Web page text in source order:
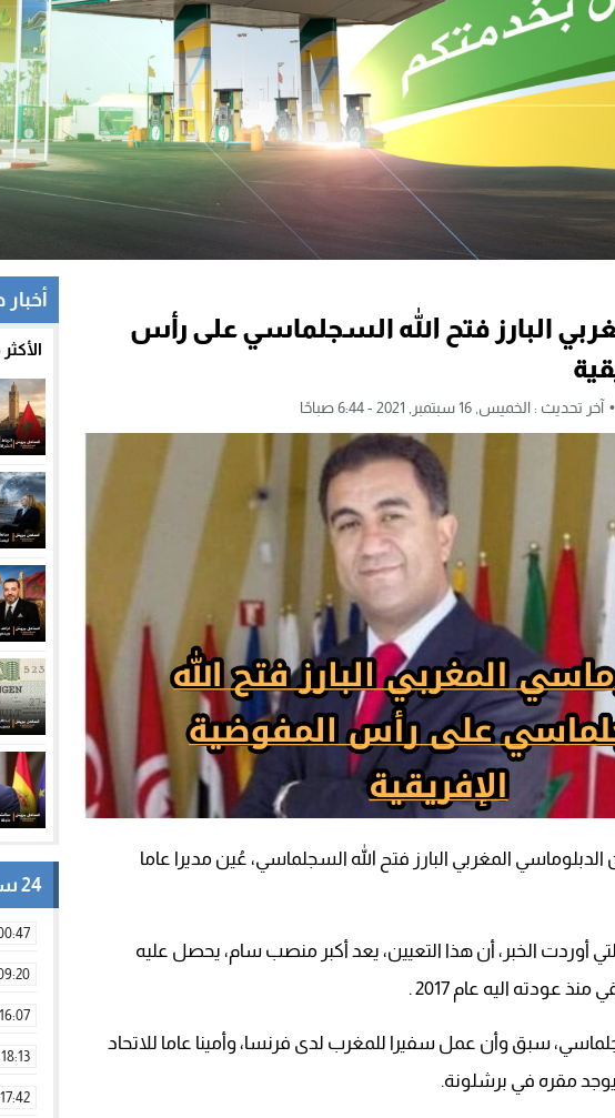
البارز فتح الله السجلماسي على رأس
آخر تحديث : الخميس, 16 سبتمبر, 2021 - 6:44 صباحًا
المغربي البارز فتح الله السجلماسي، عُين مديرا عاما
أوردت الخبر، أن هذا التعيين، يعد أكبر منصب سام، يحصل عليه
عودته اليه عام 2017 .
سبق وأن عمل سفيرا للمغرب لدى فرنسا، وأمينا عاما للاتحاد
مقره في برشلونة.
أخبار
24 ساعة
16:07
18:13
17:42